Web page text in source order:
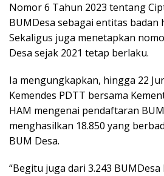
Nomor 6 Tahun 2023 tentang
BUMDesa sebagai entitas badan
Sekaligus juga menetapkan
Desa sejak 2021 tetap berlaku.
Ia mengungkapkan, hingga 22
Kemendes PDTT bersama
HAM mengenai pendaftaran
menghasilkan 18.850 yang
BUM Desa.
“Begitu juga dari 3.243 BUMDesa